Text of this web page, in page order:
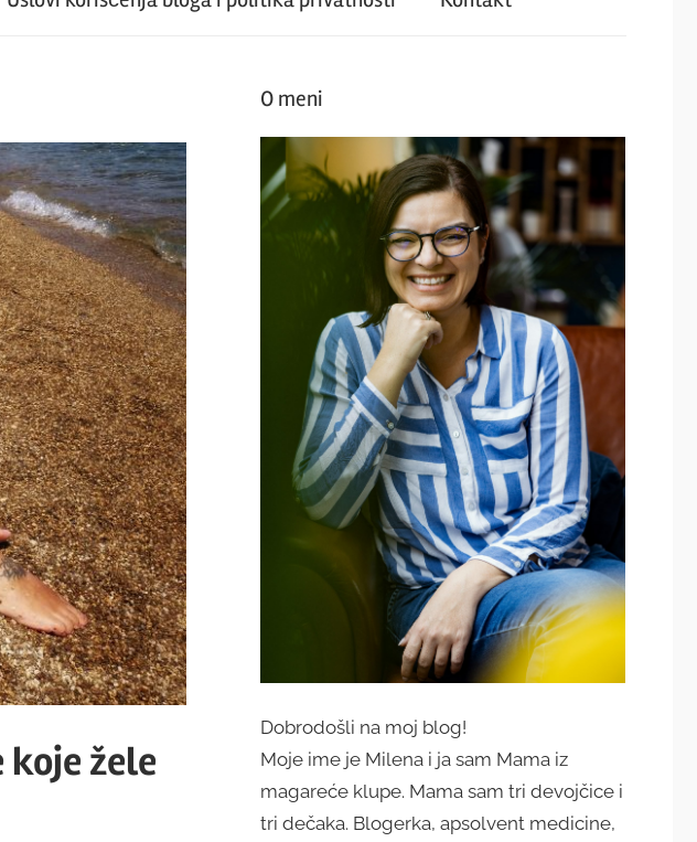
žele
O meni
Dobrodošli na moj blog!
Moje ime je Milena i ja sam Mama iz
magareće klupe. Mama sam tri devojčice i
tri dečaka. Blogerka, apsolvent medicine,